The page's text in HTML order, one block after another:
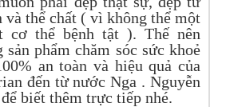
và thể chất ( vì không thể một
cơ thể bệnh tật ). Thế nên
phẩm chăm sóc sức khoẻ
an toàn và hiệu quả của
đến từ nước Nga . Nguyễn
biết thêm trực tiếp nhé.